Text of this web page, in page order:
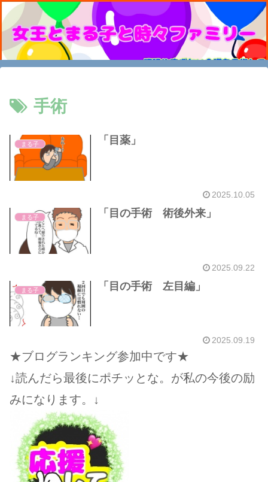
手術
まる子 「目薬」
2025.10.05
まる子 「目の手術 術後外来」
2025.09.22
まる子 「目の手術 左目編」
2025.09.19
★ブログランキング参加中です★
↓読んだら最後にポチッとな。が私の今後の励
みになります。↓